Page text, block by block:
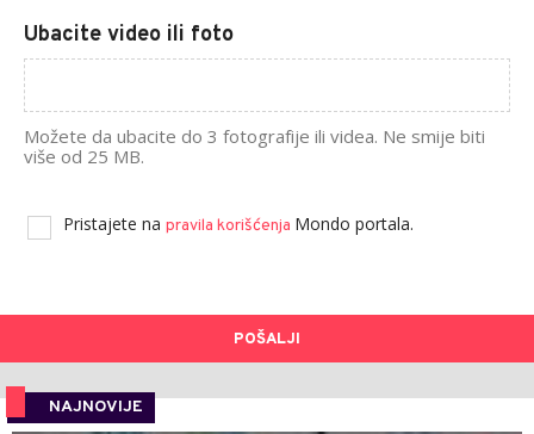
Ubacite video ili foto
Možete da ubacite do 3 fotografije ili videa. Ne smije biti
više od 25 MB.
Pristajete na pravila korišćenja Mondo portala.
POŠALJI
NAJNOVIJE